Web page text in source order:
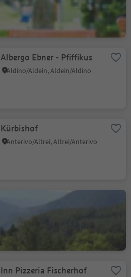
Albergo Ebner - Pfiffikus
Aldino/Aldein, Aldein/Aldino
Kürbishof
Anterivo/Altrei, Altrei/Anterivo
Hotel Waldheim
Altrei/Anterivo
Inn Pizzeria Fischerhof